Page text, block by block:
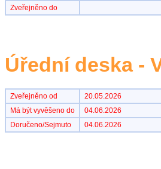
Zveřejněno do
Úřední deska -
Zveřejněno od
20.05.2026
Má být vyvěšeno do
04.06.2026
Doručeno/Sejmuto
04.06.2026